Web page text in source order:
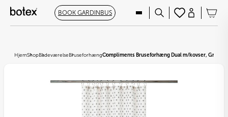
BOOK GARDINBUS
HjemShopBadeværelseBruseforhængCompliments Bruseforhæng Dual m/kovser, Grey/